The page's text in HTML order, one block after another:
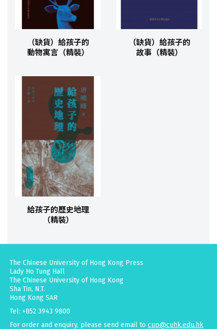
（缺貨）給孩子的
動物寓言（精裝）
（缺貨）給孩子的
故事（精裝）
給孩子的歷史地理
（精裝）
The Chinese University of Hong Kong Press
Lady Ho Tung Hall
The Chinese University of Hong Kong
Sha Tin, N.T.
Hong Kong SAR
Tel: +852 3943 9800
For order and enquiry, please send email to cup@cuhk.edu.hk